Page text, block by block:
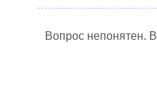
Вопрос непонятен.